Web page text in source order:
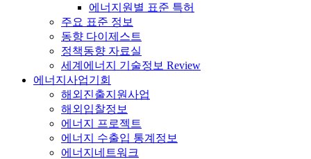
에너지원별 표준 특허
주요 표준 정보
동향 다이제스트
정책동향 자료실
세계에너지 기술정보 Review
에너지사업기회
해외진출지원사업
해외입찰정보
에너지 프로젝트
에너지 수출입 통계정보
에너지네트워크